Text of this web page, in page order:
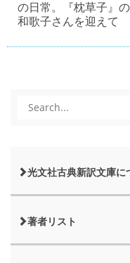
の日常。『枕草子』
和歌子さんを迎えて
光文社古典新訳文庫に
著者リスト